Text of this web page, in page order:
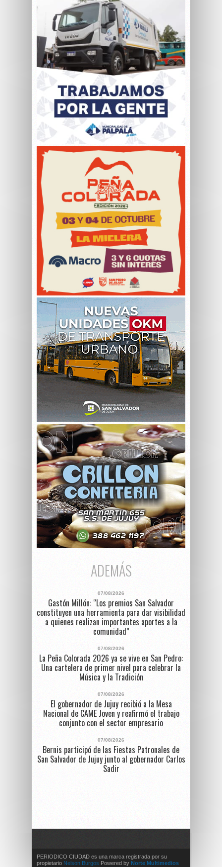
ADEMÁS
07/08/2026
Gastón Millón: “Los premios San Salvador
constituyen una herramienta para dar visibilidad
a quienes realizan importantes aportes a la
comunidad”
07/08/2026
La Peña Colorada 2026 ya se vive en San Pedro:
Una cartelera de primer nivel para celebrar la
Música y la Tradición
07/08/2026
El gobernador de Jujuy recibió a la Mesa
Nacional de CAME Joven y reafirmó el trabajo
conjunto con el sector empresario
07/08/2026
Bernis participó de las Fiestas Patronales de
San Salvador de Jujuy junto al gobernador Carlos
Sadir
PERIODICO CIUDAD es una marca registrada por su
propietario Nelson Burgos Powered by Norte Multimedios